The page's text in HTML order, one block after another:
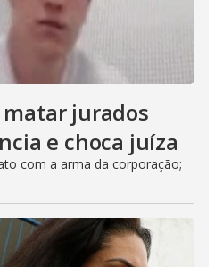
matar jurados
e choca juíza
com a arma da corporação;